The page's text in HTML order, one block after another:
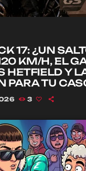
17: ¿UN
KM/H, EL
HETFIELD Y
PARA TU
3